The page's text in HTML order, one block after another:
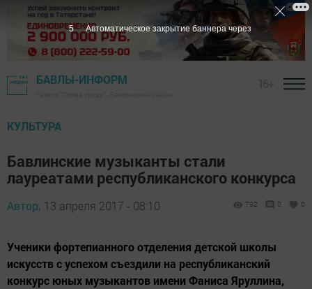
БАВЛЫ-ИНФОРМ
КУЛЬТУРА
Бавлинские музыканты стали
лауреатами республиканского конкурса
Автор, 13 апреля 2017 - 08:10 792 0 0
Ученики фортепианного отделения детской школы
искусств с успехом съездили на республиканский
конкурс юных музыкантов имени Фаниса Яруллина,
4 Автоматическое закрытие баннера через